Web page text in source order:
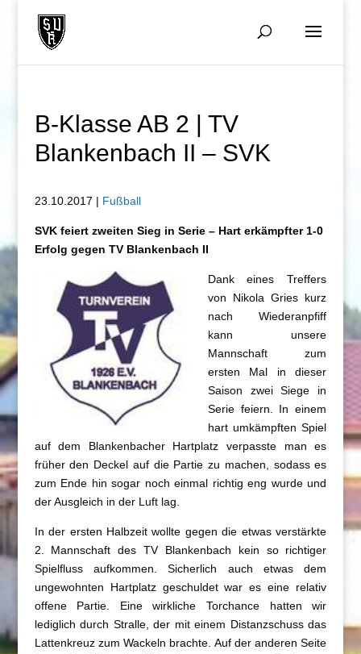
B-Klasse AB 2 | TV
Blankenbach II – SVK
23.10.2017 | Fußball
SVK feiert zweiten Sieg in Serie – Hart erkämpfter 1-0
Erfolg gegen TV Blankenbach II
Dank eines Treffers
von Nikola Gries kurz
nach Wiederanpfiff
kann unsere
Mannschaft zum
ersten Mal in dieser
Saison zwei Siege in
Serie feiern. In einem
hart umkämpften Spiel
auf dem Blankenbacher Hartplatz verpasste man es
früher den Deckel auf die Partie zu machen, sodass es
zum Ende hin sogar noch einmal richtig eng wurde und
der Ausgleich in der Luft lag.
In der ersten Halbzeit wollte gegen die etwas verstärkte
2. Mannschaft des TV Blankenbach kein so richtiger
Spielfluss aufkommen. Sicherlich auch etwas dem
ungewohnten Hartplatz geschuldet war es eine relativ
offene Partie. Eine wirkliche Torchance hatten wir
lediglich durch Stralle, der mit einem Distanzschuss das
Lattenkreuz zum Wackeln brachte. Auf der anderen Seite